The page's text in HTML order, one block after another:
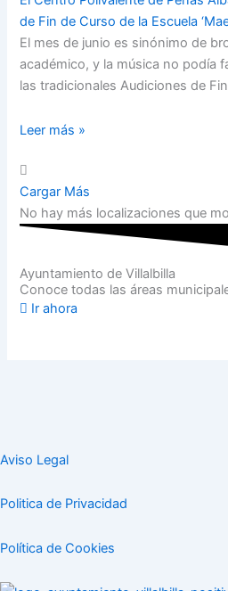
de Fin de Curso de la Escuela
El mes de junio es sinónimo de
académico, y la música no podía
las tradicionales Audiciones de Fin
Leer más »
Cargar Más
No hay más localizaciones que
Ayuntamiento de Villalbilla
Conoce todas las áreas
Ir ahora
Aviso Legal
Politica de Privacidad
Política de Cookies